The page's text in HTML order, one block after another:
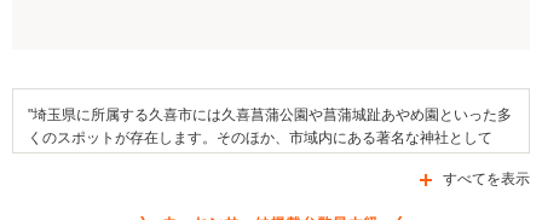
"埼玉県に所属する久喜市には久喜菖蒲公園や菖蒲城趾あやめ園といった多
くのスポットが存在します。そのほか、市域内にある著名な神社として
は久喜市れんげ祭りや久喜提燈祭り、清久曼珠沙華まつりを挙げることが
すべてを表示